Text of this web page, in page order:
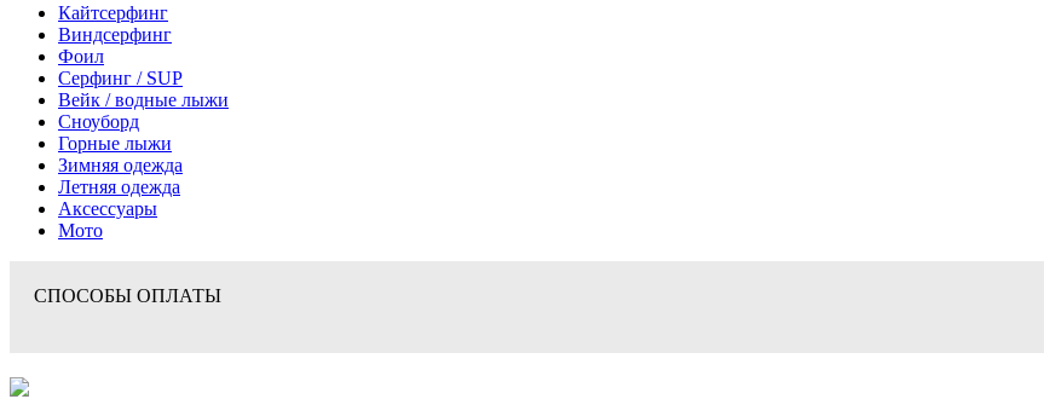
Кайтсерфинг
Виндсерфинг
Фоил
Серфинг / SUP
Вейк / водные лыжи
Сноуборд
Горные лыжи
Зимняя одежда
Летняя одежда
Аксессуары
Мото
СПОСОБЫ ОПЛАТЫ